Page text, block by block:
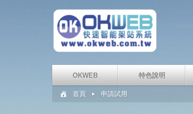
OKWEB 特色說明
首頁 申請試用